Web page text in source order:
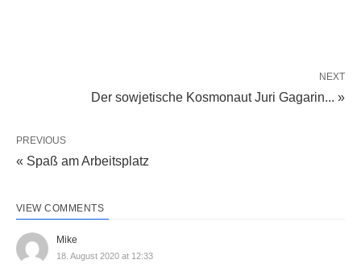
NEXT
Der sowjetische Kosmonaut Juri Gagarin... »
PREVIOUS
« Spaß am Arbeitsplatz
VIEW COMMENTS
Mike
18. August 2020 at 12:33